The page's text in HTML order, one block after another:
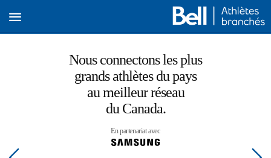
Nous connectons les plus
grands athlètes du pays
au meilleur réseau
du Canada.
En partenariat avec